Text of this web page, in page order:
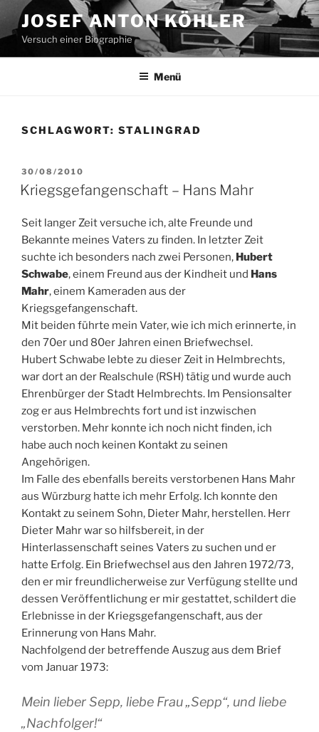
Inhalt
springen
JOSEF ANTON KÖHLER
Versuch einer Biographie
Menü
SCHLAGWORT: STALINGRAD
VERÖFFENTLICHT
AM
30/08/2010
Kriegsgefangenschaft – Hans Mahr
Seit langer Zeit versuche ich, alte Freunde und
Bekannte meines Vaters zu finden. In letzter Zeit
suchte ich besonders nach zwei Personen, Hubert
Schwabe, einem Freund aus der Kindheit und Hans
Mahr, einem Kameraden aus der
Kriegsgefangenschaft.
Mit beiden führte mein Vater, wie ich mich erinnerte, in
den 70er und 80er Jahren einen Briefwechsel.
Hubert Schwabe lebte zu dieser Zeit in Helmbrechts,
war dort an der Realschule (RSH) tätig und wurde auch
Ehrenbürger der Stadt Helmbrechts. Im Pensionsalter
zog er aus Helmbrechts fort und ist inzwischen
verstorben. Mehr konnte ich noch nicht finden, ich
habe auch noch keinen Kontakt zu seinen
Angehörigen.
Im Falle des ebenfalls bereits verstorbenen Hans Mahr
aus Würzburg hatte ich mehr Erfolg. Ich konnte den
Kontakt zu seinem Sohn, Dieter Mahr, herstellen. Herr
Dieter Mahr war so hilfsbereit, in der
Hinterlassenschaft seines Vaters zu suchen und er
hatte Erfolg. Ein Briefwechsel aus den Jahren 1972/73,
den er mir freundlicherweise zur Verfügung stellte und
dessen Veröffentlichung er mir gestattet, schildert die
Erlebnisse in der Kriegsgefangenschaft, aus der
Erinnerung von Hans Mahr.
Nachfolgend der betreffende Auszug aus dem Brief
vom Januar 1973:
Mein lieber Sepp, liebe Frau „Sepp“, und liebe
„Nachfolger!“